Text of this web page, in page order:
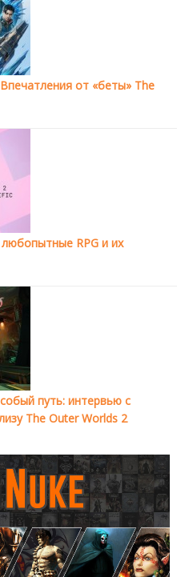
от «беты» The
RPG и их
путь: интервью с
The Outer Worlds 2